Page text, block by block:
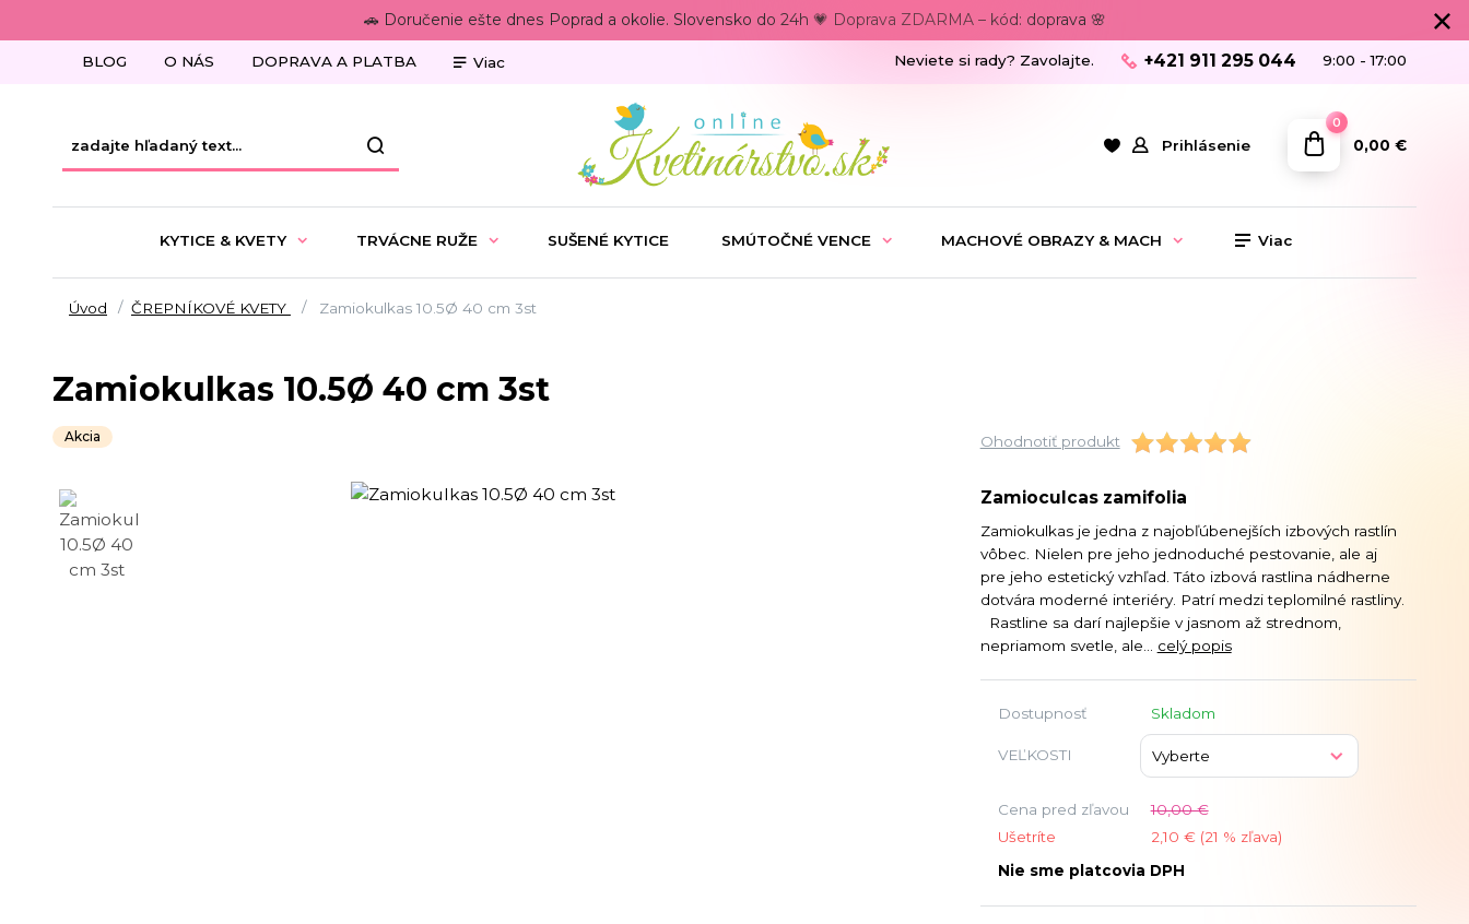
🚗 Doručenie ešte dnes Poprad a okolie. Slovensko do 24h 💗 Doprava ZDARMA – kód: doprava 🌸
BLOG O NÁS DOPRAVA A PLATBA Viac
Prihlásenie
Neviete si rady? Zavolajte. +421 911 295 044 9:00 - 17:00
0
0,00 €
KYTICE & KVETY TRVÁCNE RUŽE SUŠENÉ KYTICE SMÚTOČNÉ VENCE MACHOVÉ OBRAZY & MACH Viac
Úvod ČREPNÍKOVÉ KVETY Zamiokulkas 10.5Ø 40 cm 3st
Zamiokulkas 10.5Ø 40 cm 3st
Akcia Ohodnotiť produkt
Zamioculcas zamifolia
Zamiokulkas je jedna z najobľúbenejších izbových rastlín
vôbec. Nielen pre jeho jednoduché pestovanie, ale aj
pre jeho estetický vzhľad. Táto izbová rastlina nádherne
dotvára moderné interiéry. Patrí medzi teplomilné rastliny.
Rastline sa darí najlepšie v jasnom až strednom,
nepriamom svetle, ale... celý popis
Dostupnosť Skladom
VEĽKOSTI
Cena pred zľavou
10,00 €
Ušetríte
2,10 € (21 % zľava)
Nie sme platcovia DPH